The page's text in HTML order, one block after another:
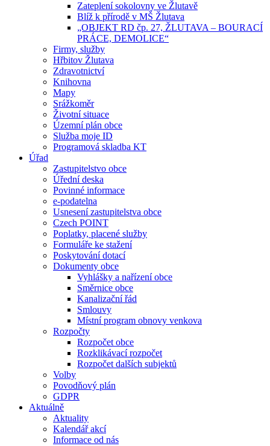
Zateplení sokolovny ve Žlutavě
Blíž k přírodě v MŠ Žlutava
„OBJEKT RD čp. 27, ŽLUTAVA – BOURACÍ
PRÁCE, DEMOLICE“
Firmy, služby
Hřbitov Žlutava
Zdravotnictví
Knihovna
Mapy
Srážkoměr
Životní situace
Územní plán obce
Služba moje ID
Programová skladba KT
Úřad
Zastupitelstvo obce
Úřední deska
Povinné informace
e-podatelna
Usnesení zastupitelstva obce
Czech POINT
Poplatky, placené služby
Formuláře ke stažení
Poskytování dotací
Dokumenty obce
Vyhlášky a nařízení obce
Směrnice obce
Kanalizační řád
Smlouvy
Místní program obnovy venkova
Rozpočty
Rozpočet obce
Rozklikávací rozpočet
Rozpočet dalších subjektů
Volby
Povodňový plán
GDPR
Aktuálně
Aktuality
Kalendář akcí
Informace od nás